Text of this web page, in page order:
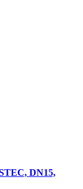
DN15,